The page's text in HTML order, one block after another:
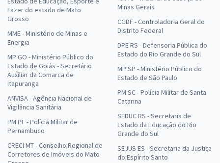
Lazer do estado de Mato
Grosso
MME - Ministério de Minas e
Energia
MP GO - Ministério Público do
Estado de Goiás - Secretário
Auxiliar da Comarca de
Itapuranga
ANVISA - Agência Nacional de
Vigilância Sanitária
PM PE - Polícia Militar de
Pernambuco
CRECI MT - Conselho Regional de
Corretores de Imóveis do Mato
Minas Gerais
CGDF - Controladoria Geral do
Distrito Federal
DPE RS - Defensoria Pública do
Estado do Rio Grande do Sul
MP SP - Ministério Público do
Estado de São Paulo
PM SC - Polícia Militar de Santa
Catarina
SEDUC RS - Secretaria de
Estado da Educação do Rio
Grande do Sul
SEJUS ES - Secretaria da Justiça
do Espírito Santo